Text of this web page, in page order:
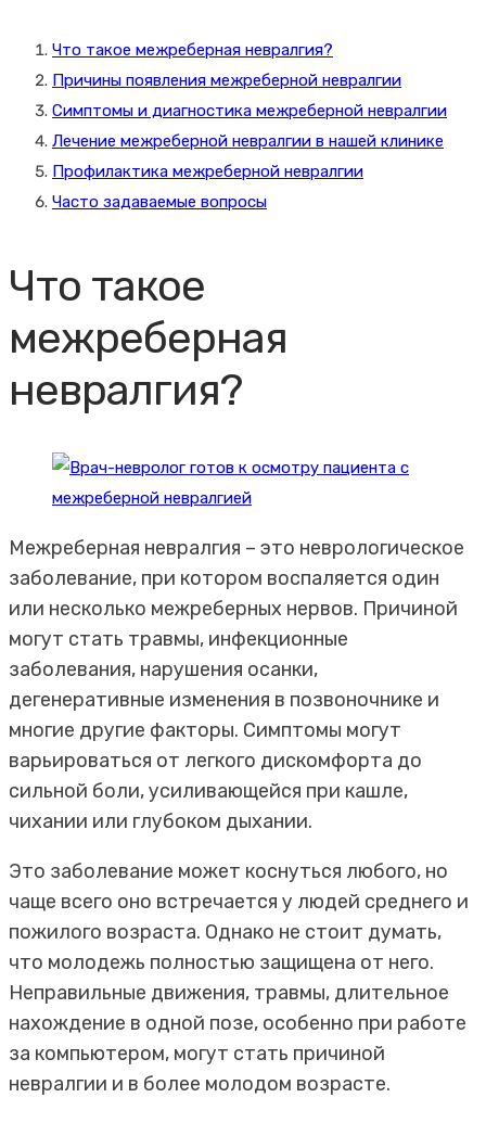
Что такое межреберная невралгия?
Причины появления межреберной невралгии
Симптомы и диагностика межреберной невралгии
Лечение межреберной невралгии в нашей клинике
Профилактика межреберной невралгии
Часто задаваемые вопросы
Что такое
межреберная
невралгия?
Межреберная невралгия – это неврологическое
заболевание, при котором воспаляется один
или несколько межреберных нервов. Причиной
могут стать травмы, инфекционные
заболевания, нарушения осанки,
дегенеративные изменения в позвоночнике и
многие другие факторы. Симптомы могут
варьироваться от легкого дискомфорта до
сильной боли, усиливающейся при кашле,
чихании или глубоком дыхании.
Это заболевание может коснуться любого, но
чаще всего оно встречается у людей среднего и
пожилого возраста. Однако не стоит думать,
что молодежь полностью защищена от него.
Неправильные движения, травмы, длительное
нахождение в одной позе, особенно при работе
за компьютером, могут стать причиной
невралгии и в более молодом возрасте.